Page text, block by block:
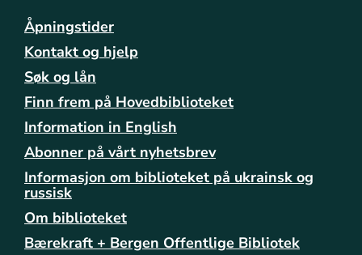
Åpningstider
Kontakt og hjelp
Søk og lån
Finn frem på Hovedbiblioteket
Information in English
Abonner på vårt nyhetsbrev
Informasjon om biblioteket på ukrainsk og
russisk
Om biblioteket
Bærekraft + Bergen Offentlige Bibliotek